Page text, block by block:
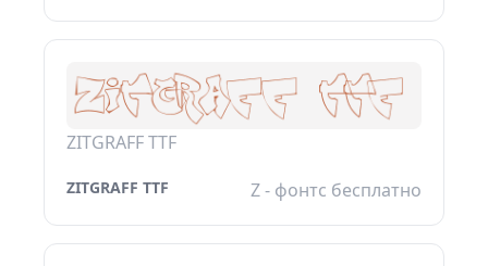
ZITGRAFF TTF
ZITGRAFF TTF Z - фонтс бесплатно